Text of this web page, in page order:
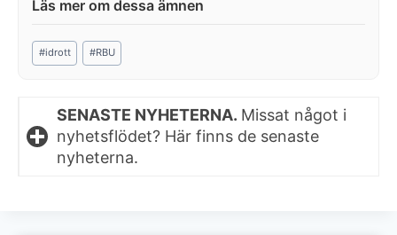
Post
Tags:
#idrott #RBU
SENASTE NYHETERNA. Missat något i
nyhetsflödet? Här finns de senaste
nyheterna.